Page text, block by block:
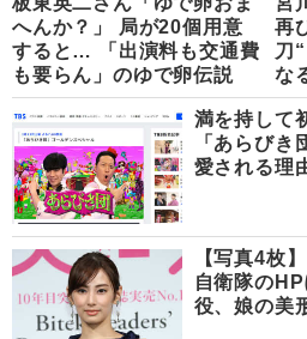
へんか？」 局が20個用意
すると… 「出演料も交通費
も要らん」のゆで卵伝説
再
刀
な
満を持して
「あらびき
愛される理
【写真4枚
自衛隊の
役、娘の美